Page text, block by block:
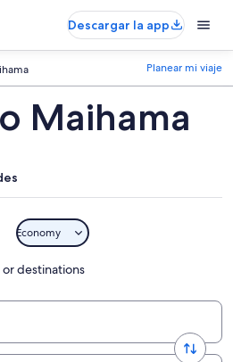
Descargar la app
Planear mi viaje
Maihama
Economy
destinations